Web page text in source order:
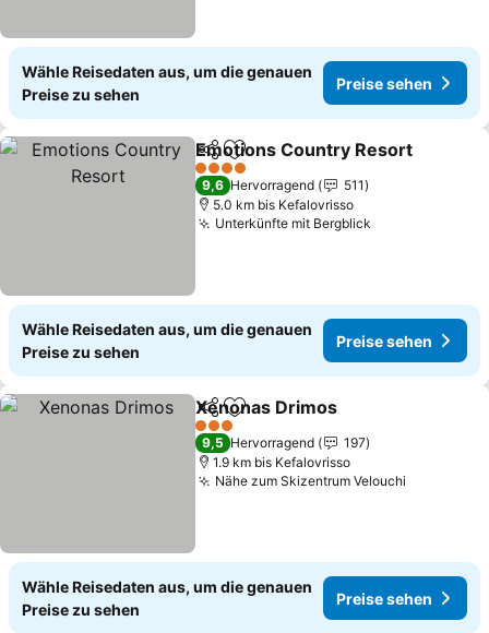
Wähle Reisedaten aus, um die genauen
Preise zu sehen
Preise sehen
TeilenZu Favoriten hinzufügen
Emotions Country Resort
4 Sterne
9,6 Hervorragend
511
5.0 km bis Kefalovrisso
Unterkünfte mit Bergblick
Wähle Reisedaten aus, um die genauen
Preise zu sehen
Preise sehen
TeilenZu Favoriten hinzufügen
Xenonas Drimos
3 Sterne
9,5 Hervorragend
197
1.9 km bis Kefalovrisso
Nähe zum Skizentrum Velouchi
Wähle Reisedaten aus, um die genauen
Preise zu sehen
Preise sehen